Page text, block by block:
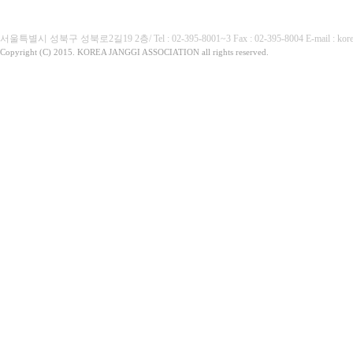
서울특별시 성북구 성북로2길19 2층/ Tel : 02-395-8001~3 Fax : 02-395-8004 E-mail :
Copyright (C) 2015. KOREA JANGGI ASSOCIATION all rights reserved.